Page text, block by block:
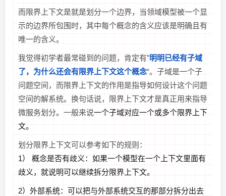
而限界上下文是就是划分一个边界，当领域模型被一个显
示的边界所包围时，其中每个概念的含义应该是明确且有
唯一的含义。
我觉得初学者最常碰到的问题，肯定有”明明已经有子域
了，为什么还会有限界上下文这个概念“。 子域是一个子
问题空间，而限界上下文的作用是指导如何设计这个问题
空间的解系统。换句话说，限界上下文才是真正用来指导
微服务划分。一般来说一个子域对应一个或多个限界上下
文。
划分限界上下文可以参考如下的规则：
1） 概念是否有歧义：如果一个模型在一个上下文里面有
歧义，就说明可以继续拆分限界上下文。
2）外部系统：可以把与外部系统交互的那部分拆分出去